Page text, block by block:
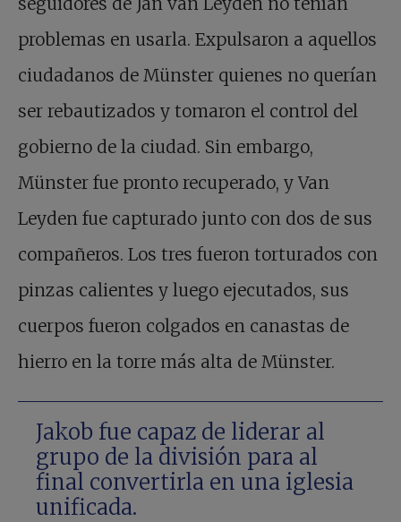
problemas en usarla. Expulsaron a aquellos
ciudadanos de Münster quienes no querían
ser rebautizados y tomaron el control del
gobierno de la ciudad. Sin embargo,
Münster fue pronto recuperado, y Van
Leyden fue capturado junto con dos de sus
compañeros. Los tres fueron torturados con
pinzas calientes y luego ejecutados, sus
cuerpos fueron colgados en canastas de
hierro en la torre más alta de Münster.
Jakob fue capaz de liderar al
grupo de la división para al
final convertirla en una iglesia
unificada.